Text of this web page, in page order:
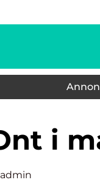
ont i
admin